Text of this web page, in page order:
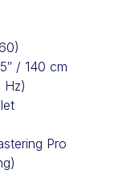
/ 140 cm
Hz)
Pro